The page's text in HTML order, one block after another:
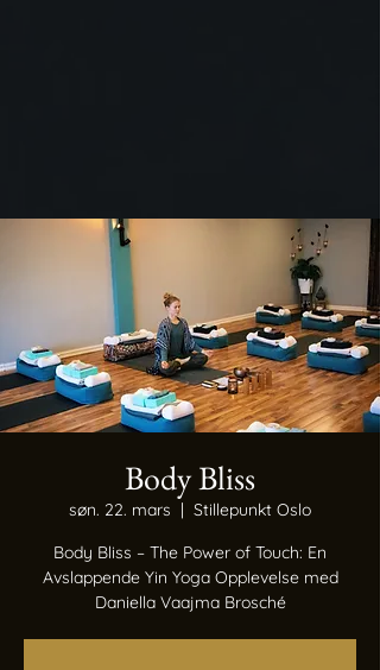
Body Bliss
søn. 22. mars
  |
Stillepunkt Oslo
Body Bliss – The Power of Touch: En
Avslappende Yin Yoga Opplevelse med
Daniella Vaajma Brosché